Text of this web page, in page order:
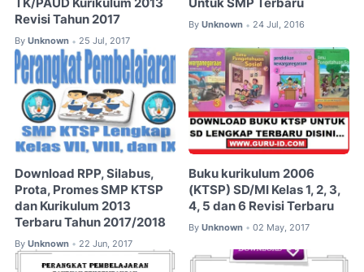
TK/PAUD Kurikulum 2013
Revisi Tahun 2017
By Unknown • 25 Jul, 2017
Untuk SMP Terbaru
By Unknown • 24 Jul, 2016
Download RPP, Silabus,
Prota, Promes SMP KTSP
dan Kurikulum 2013
Terbaru Tahun 2017/2018
By Unknown • 22 Jun, 2017
Buku kurikulum 2006
(KTSP) SD/MI Kelas 1, 2, 3,
4, 5 dan 6 Revisi Terbaru
By Unknown • 02 May, 2017